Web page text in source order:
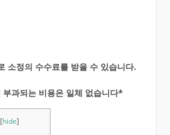
소정의 수수료를 받을 수 있습니다.
과되는 비용은 일체 없습니다*
[hide]